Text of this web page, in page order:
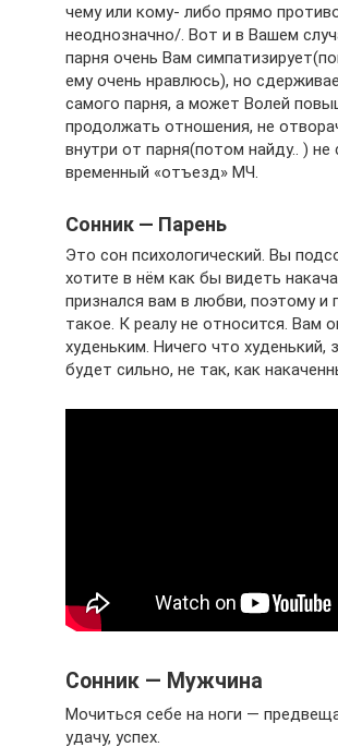
чему или кому- либо прямо
неоднозначно/. Вот и в Вашем
парня очень Вам
ему очень нравлюсь), но
самого парня, а может Волей
продолжать отношения, не
внутри от парня(потом найду.. ) не
временный «отъезд» МЧ.
Сонник — Парень
Это сон психологический. Вы
хотите в нём как бы видеть
признался вам в любви, поэтому и
такое. К реалу не относится. Вам
худеньким. Ничего что худенький,
будет сильно, не так, как
Сонник — Мужчина
Мочиться себе на ноги —
удачу, успех.